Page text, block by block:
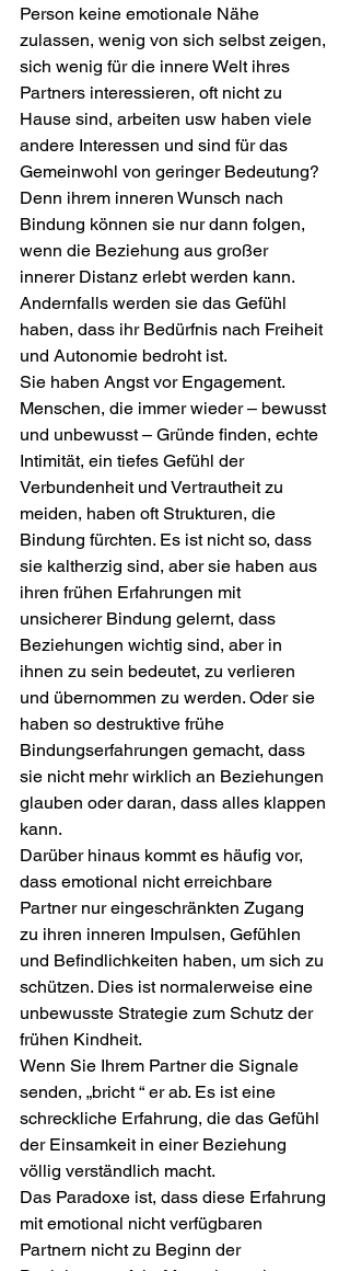
Person keine emotionale Nähe
zulassen, wenig von sich selbst zeigen,
sich wenig für die innere Welt ihres
Partners interessieren, oft nicht zu
Hause sind, arbeiten usw haben viele
andere Interessen und sind für das
Gemeinwohl von geringer Bedeutung?
Denn ihrem inneren Wunsch nach
Bindung können sie nur dann folgen,
wenn die Beziehung aus großer
innerer Distanz erlebt werden kann.
Andernfalls werden sie das Gefühl
haben, dass ihr Bedürfnis nach Freiheit
und Autonomie bedroht ist.
Sie haben Angst vor Engagement.
Menschen, die immer wieder – bewusst
und unbewusst – Gründe finden, echte
Intimität, ein tiefes Gefühl der
Verbundenheit und Vertrautheit zu
meiden, haben oft Strukturen, die
Bindung fürchten. Es ist nicht so, dass
sie kaltherzig sind, aber sie haben aus
ihren frühen Erfahrungen mit
unsicherer Bindung gelernt, dass
Beziehungen wichtig sind, aber in
ihnen zu sein bedeutet, zu verlieren
und übernommen zu werden. Oder sie
haben so destruktive frühe
Bindungserfahrungen gemacht, dass
sie nicht mehr wirklich an Beziehungen
glauben oder daran, dass alles klappen
kann.
Darüber hinaus kommt es häufig vor,
dass emotional nicht erreichbare
Partner nur eingeschränkten Zugang
zu ihren inneren Impulsen, Gefühlen
und Befindlichkeiten haben, um sich zu
schützen. Dies ist normalerweise eine
unbewusste Strategie zum Schutz der
frühen Kindheit.
Wenn Sie Ihrem Partner die Signale
senden, „bricht “ er ab. Es ist eine
schreckliche Erfahrung, die das Gefühl
der Einsamkeit in einer Beziehung
völlig verständlich macht.
Das Paradoxe ist, dass diese Erfahrung
mit emotional nicht verfügbaren
Partnern nicht zu Beginn der